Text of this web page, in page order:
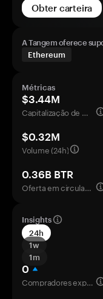
Obter carteira
A Tangem oferece
Ethereum
Métricas
$3.44M
Capitalização de mercado
$0.32M
Volume (24h)
0.36B BTR
Oferta em circulação
Insights
24h
1w
1m
0
Compradores experientes